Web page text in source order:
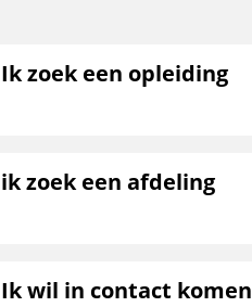
Ik zoek een opleiding
ik zoek een afdeling
Ik wil in contact komen